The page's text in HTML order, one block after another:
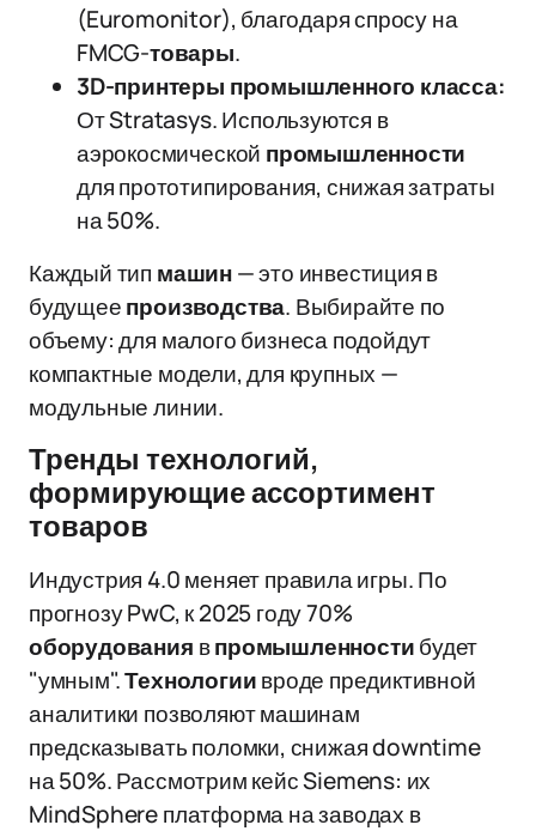
(Euromonitor), благодаря спросу на
FMCG-товары.
3D-принтеры промышленного класса:
От Stratasys. Используются в
аэрокосмической промышленности
для прототипирования, снижая затраты
на 50%.
Каждый тип машин— это инвестиция в
будущеепроизводства. Выбирайте по
объему: для малого бизнеса подойдут
компактные модели, для крупных —
модульные линии.
Тренды технологий,
формирующие ассортимент
товаров
Индустрия 4.0 меняет правила игры. По
прогнозу PwC, к 2025 году 70%
оборудования впромышленностибудет
"умным".Технологиивроде предиктивной
аналитики позволяют машинам
предсказывать поломки, снижая downtime
на 50%. Рассмотрим кейс Siemens: их
MindSphere платформа на заводах в